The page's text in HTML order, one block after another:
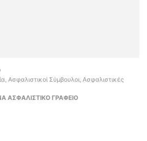
Ασφαλιστικοί Σύμβουλοι, Ασφαλιστικές
ΑΣΦΑΛΙΣΤΙΚΟ ΓΡΑΦΕΙΟ